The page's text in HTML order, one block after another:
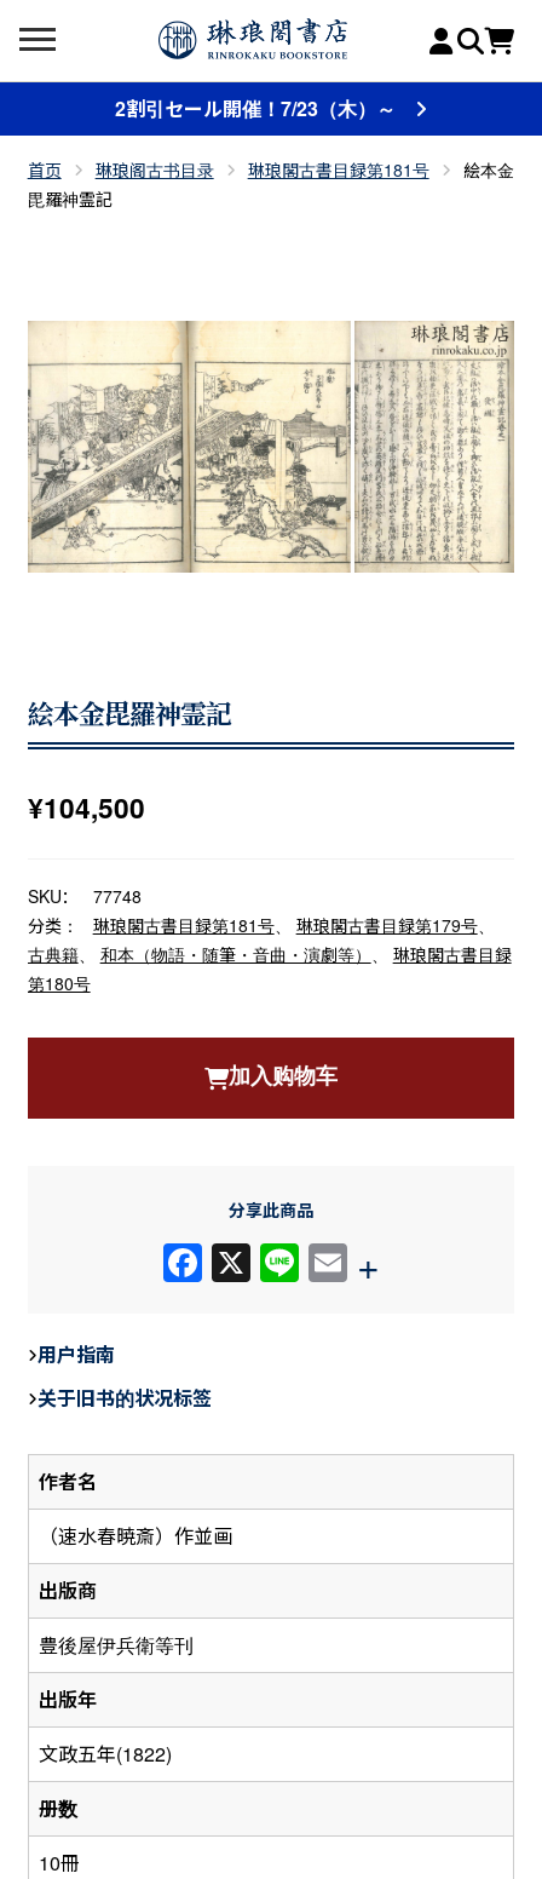
2割引セール開催！7/23（木）～
首页 琳琅阁古书目录 琳琅閣古書目録第181号
絵本金
毘羅神霊記
絵本金毘羅神霊記
¥104,500
SKU：
77748
分类：
琳琅閣古書目録第181号、 琳琅閣古書目録第179号、
古典籍、 和本（物語・随筆・音曲・演劇等）
琳琅閣古書目録
第180号
作者名
（速水春暁斎）作並画
出版商
豊後屋伊兵衛等刊
出版年
文政五年(1822)
册数
10冊
加入购物车
分享此商品
F
e
b
o
o
k
X Li E
+
用户指南
关于旧书的状况标签